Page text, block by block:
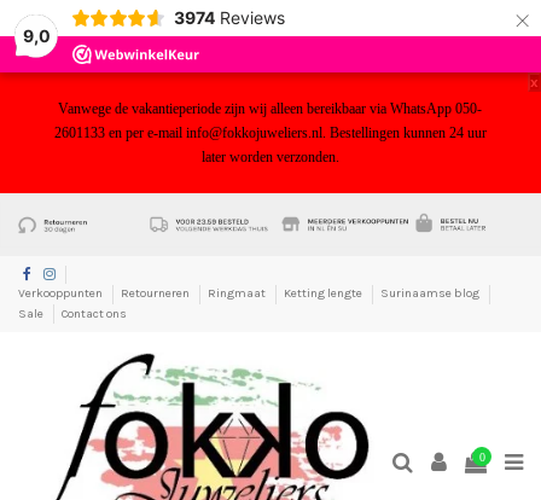
9,0
3974 Reviews ×
Vanwege de vakantieperiode zijn wij alleen bereikbaar via WhatsApp 050-
2601133 en per e-mail info@fokkojuweliers.nl. Bestellingen kunnen 24 uur
later worden verzonden.
x
Verkooppunten Retourneren Ringmaat Ketting lengte
Surinaamse blog
Sale
Contact ons
0